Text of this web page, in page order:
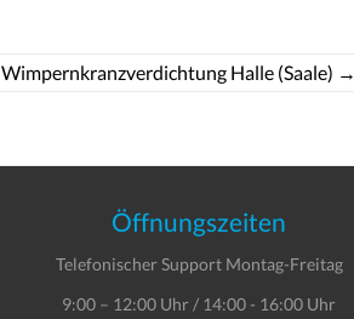
Wimpernkranzverdichtung Halle (Saale) →
Öffnungszeiten
Telefonischer Support Montag-Freitag
9:00 – 12:00 Uhr / 14:00 - 16:00 Uhr